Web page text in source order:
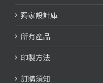
獨家設計庫
所有產品
印製方法
訂購須知